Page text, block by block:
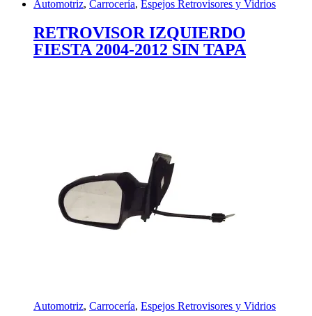
Automotriz, Carrocería, Espejos Retrovisores y Vidrios
RETROVISOR IZQUIERDO
FIESTA 2004-2012 SIN TAPA
Automotriz, Carrocería, Espejos Retrovisores y Vidrios